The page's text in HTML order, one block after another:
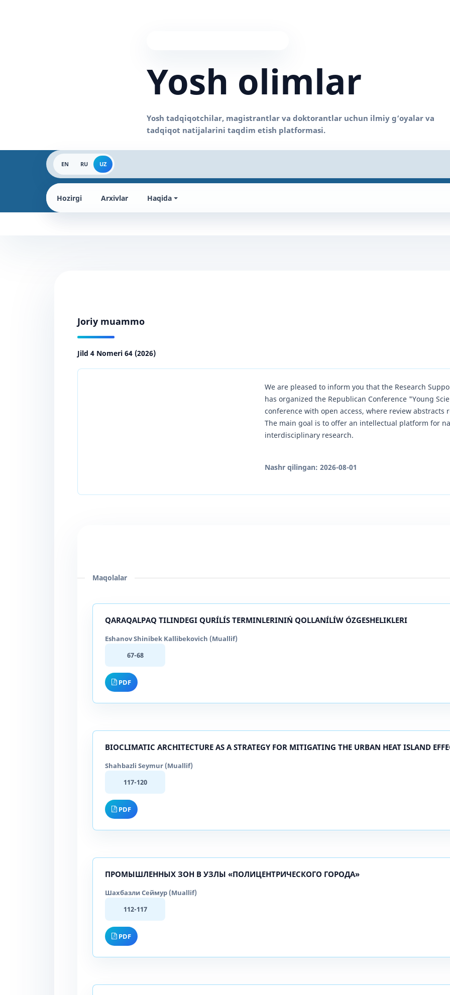
Yosh olimlar
EN RU UZ
Hozirgi Arxivlar Haqida
Joriy muammo
Jild 4 Nomeri 64 (2026)
We are pleased to inform you that the Research
has organized the Republican Conference "Young
conference with open access, where review
The main goal is to offer an intellectual platform for
interdisciplinary research.
Nashr qilingan: 2026-08-01
Maqolalar
QARAQALPAQ TILINDEGI QURÍLÍS TERMINLERINIŃ QOLLANÍLÍW ÓZGESHELIKLERI
Eshanov Shinibek Kallibekovich (Muallif)
67-68
PDF
BIOCLIMATIC ARCHITECTURE AS A STRATEGY FOR MITIGATING THE URBAN HEAT ISLAND
Shahbazli Seymur (Muallif)
117-120
PDF
ПРОМЫШЛЕННЫХ ЗОН В УЗЛЫ «ПОЛИЦЕНТРИЧЕСКОГО ГОРОДА»
Шахбазли Сеймур (Muallif)
112-117
PDF